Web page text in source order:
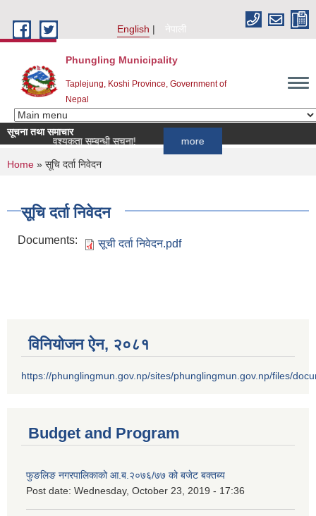
English
नेपाली
Phungling Municipality
Taplejung, Koshi Province, Government of
Nepal
सूचना तथा समाचार
आवश्यकता सम्बन्धी सूचना!
You are here
Home » सूचि दर्ता निवेदन
सूचि दर्ता निवेदन
Documents: सूची दर्ता निवेदन.pdf
विनियोजन ऐन‚ २०८१
https://phunglingmun.gov.np/sites/phunglingmun.gov.np/files/
Budget and Program
फुङलिङ नगरपालिकाको आ.ब.२०७६/७७ को बजेट बक्तब्य
Post date: Wednesday, October 23, 2019 - 17:36